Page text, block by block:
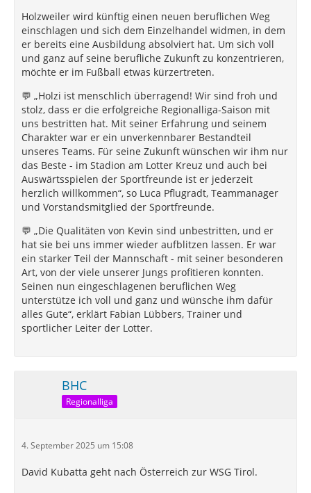
Holzweiler wird künftig einen neuen beruflichen Weg
einschlagen und sich dem Einzelhandel widmen, in dem
er bereits eine Ausbildung absolviert hat. Um sich voll
und ganz auf seine berufliche Zukunft zu konzentrieren,
möchte er im Fußball etwas kürzertreten.
💬 „Holzi ist menschlich überragend! Wir sind froh und
stolz, dass er die erfolgreiche Regionalliga-Saison mit
uns bestritten hat. Mit seiner Erfahrung und seinem
Charakter war er ein unverkennbarer Bestandteil
unseres Teams. Für seine Zukunft wünschen wir ihm nur
das Beste - im Stadion am Lotter Kreuz und auch bei
Auswärtsspielen der Sportfreunde ist er jederzeit
herzlich willkommen“, so Luca Pflugradt, Teammanager
und Vorstandsmitglied der Sportfreunde.
💬 „Die Qualitäten von Kevin sind unbestritten, und er
hat sie bei uns immer wieder aufblitzen lassen. Er war
ein starker Teil der Mannschaft - mit seiner besonderen
Art, von der viele unserer Jungs profitieren konnten.
Seinen nun eingeschlagenen beruflichen Weg
unterstütze ich voll und ganz und wünsche ihm dafür
alles Gute“, erklärt Fabian Lübbers, Trainer und
sportlicher Leiter der Lotter.
BHC
Regionalliga
4. September 2025 um 15:08
David Kubatta geht nach Österreich zur WSG Tirol.